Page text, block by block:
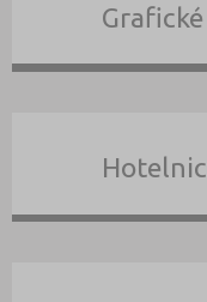
Grafické